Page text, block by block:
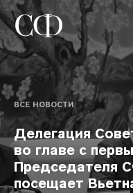
ВСЕ НОВОСТИ
Делегация
во главе с
Председателя
посещает